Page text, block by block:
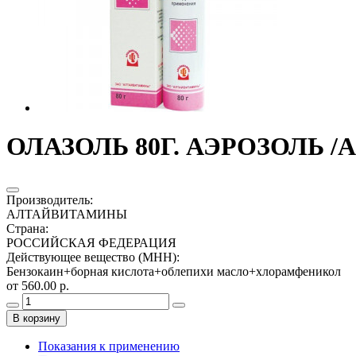
ОЛАЗОЛЬ 80Г. АЭРОЗОЛЬ
Производитель:
АЛТАЙВИТАМИНЫ
Страна:
РОССИЙСКАЯ ФЕДЕРАЦИЯ
Действующее вещество (МНН):
Бензокаин+борная кислота+облепихи масло+хлорамфеникол
от 560.00 р.
В корзину
Показания к применению